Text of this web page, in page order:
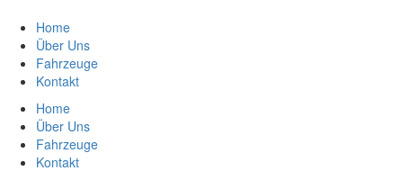
Inhalt
springen
Home
Über Uns
Fahrzeuge
Kontakt
Home
Über Uns
Fahrzeuge
Kontakt